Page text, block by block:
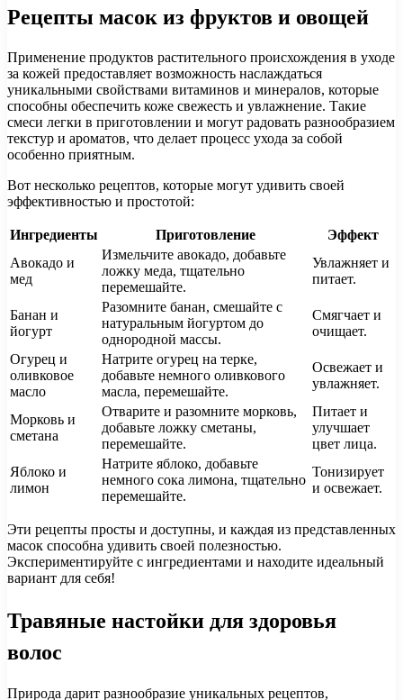
Рецепты масок из фруктов и овощей
Применение продуктов растительного происхождения в уходе
за кожей предоставляет возможность наслаждаться
уникальными свойствами витаминов и минералов, которые
способны обеспечить коже свежесть и увлажнение. Такие
смеси легки в приготовлении и могут радовать разнообразием
текстур и ароматов, что делает процесс ухода за собой
особенно приятным.
Вот несколько рецептов, которые могут удивить своей
эффективностью и простотой:
Ингредиенты Приготовление
Эффект
Авокадо и
мед
Измельчите авокадо, добавьте
ложку меда, тщательно
перемешайте.
Увлажняет и
питает.
Банан и
йогурт
Разомните банан, смешайте с
натуральным йогуртом до
однородной массы.
Смягчает и
очищает.
Огурец и
оливковое
масло
Натрите огурец на терке,
добавьте немного оливкового
масла, перемешайте.
Освежает и
увлажняет.
Морковь и
сметана
Отварите и разомните морковь,
добавьте ложку сметаны,
перемешайте.
Питает и
улучшает
цвет лица.
Яблоко и
лимон
Натрите яблоко, добавьте
немного сока лимона, тщательно
перемешайте.
Тонизирует
и освежает.
Эти рецепты просты и доступны, и каждая из представленных
масок способна удивить своей полезностью.
Экспериментируйте с ингредиентами и находите идеальный
вариант для себя!
Травяные настойки для здоровья
волос
Природа дарит разнообразие уникальных рецептов,